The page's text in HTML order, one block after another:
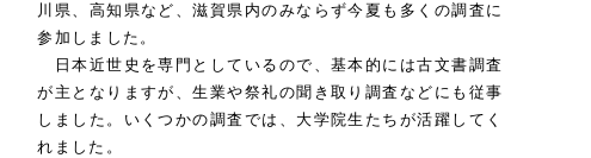
川県、高知県など、滋賀県内のみならず今夏も多くの調査に
参加しました。
日本近世史を専門としているので、基本的には古文書調査
が主となりますが、生業や祭礼の聞き取り調査などにも従事
しました。いくつかの調査では、大学院生たちが活躍してく
れました。